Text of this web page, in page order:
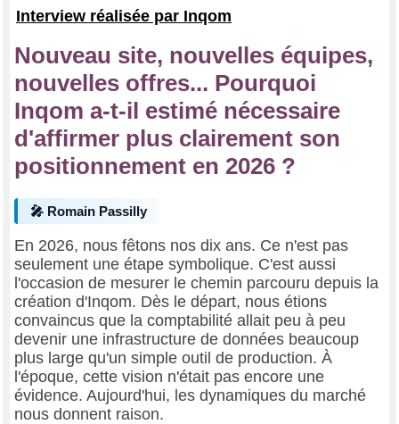
Interview réalisée par Inqom
Nouveau site, nouvelles équipes,
nouvelles offres... Pourquoi
Inqom a-t-il estimé nécessaire
d'affirmer plus clairement son
positionnement en 2026 ?
🎤 Romain Passilly
En 2026, nous fêtons nos dix ans. Ce n'est pas
seulement une étape symbolique. C'est aussi
l'occasion de mesurer le chemin parcouru depuis la
création d'Inqom. Dès le départ, nous étions
convaincus que la comptabilité allait peu à peu
devenir une infrastructure de données beaucoup
plus large qu'un simple outil de production. À
l'époque, cette vision n'était pas encore une
évidence. Aujourd'hui, les dynamiques du marché
nous donnent raison.